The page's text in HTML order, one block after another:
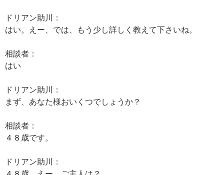
ドリアン助川：
はい。えー、では、もう少し詳しく教えて下さいね。
相談者：
はい
ドリアン助川：
まず、あなた様おいくつでしょうか？
相談者：
４８歳です。
ドリアン助川：